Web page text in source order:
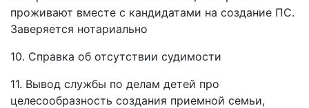
проживают вместе с кандидатами на создание ПС.
Заверяется нотариально
10. Справка об отсутствии судимости
11. Вывод службы по делам детей про
целесообразность создания приемной семьи,